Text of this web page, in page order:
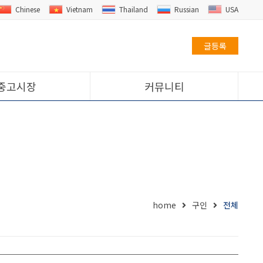
Chinese Vietnam Thailand Russian USA
글등록
고시장 커뮤니티
home 구인 전체